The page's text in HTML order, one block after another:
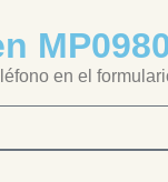
en el